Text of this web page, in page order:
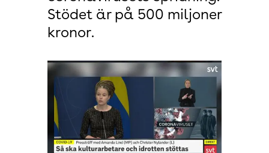
Stödet är på 500 miljoner
kronor.